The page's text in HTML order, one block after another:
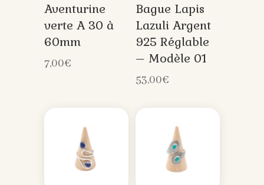
Aventurine
verte A 30 à
60mm
7,00€
Bague Lapis
Lazuli Argent
925 Réglable
– Modèle 01
53,00€